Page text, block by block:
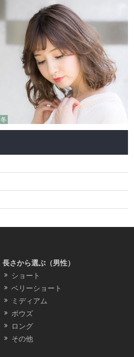
冬
長さから選ぶ（男性）
ショート
ベリーショート
ミディアム
ボウズ
ロング
その他